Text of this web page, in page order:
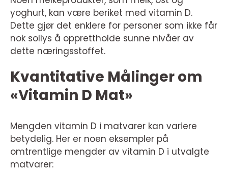
yoghurt, kan være beriket med vitamin D.
Dette gjør det enklere for personer som ikke får
nok sollys å opprettholde sunne nivåer av
dette næringsstoffet.
Kvantitative Målinger om
«Vitamin D Mat»
Mengden vitamin D i matvarer kan variere
betydelig. Her er noen eksempler på
omtrentlige mengder av vitamin D i utvalgte
matvarer: